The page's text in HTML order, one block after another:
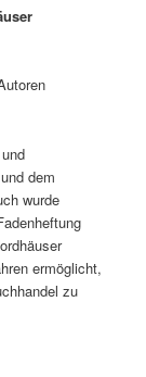
dem
wurde
ermöglicht,
zu